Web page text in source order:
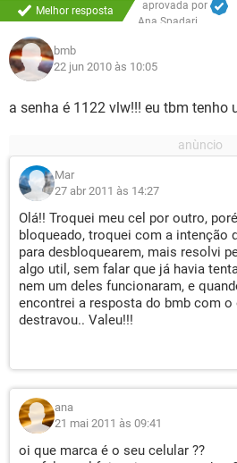
Melhor resposta
aprovada por
Ana Spadari
bmb
22 jun 2010 às 10:05
a senha é 1122 vlw!!! eu tbm tenho
Mar
27 abr 2011 às 14:27
Olá!! Troquei meu cel por outro,
bloqueado, troquei com a intenção
para desbloquearem, mais resolvi
algo util, sem falar que já havia
nem um deles funcionaram, e
encontrei a resposta do bmb com o
destravou.. Valeu!!!
ana
21 mai 2011 às 09:41
oi que marca é o seu celular ??